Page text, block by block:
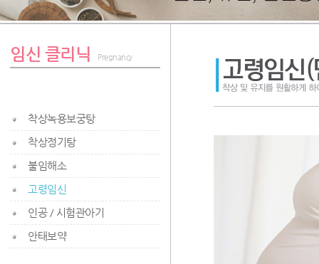
임신 클리닉 Pregnancy
착상녹용보궁탕
착상정기탕
불임해소
고령임신
인공 / 시험관아기
안태보약